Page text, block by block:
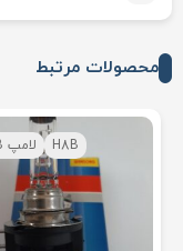
محصولات مرتبط
H8B لامپ H8B